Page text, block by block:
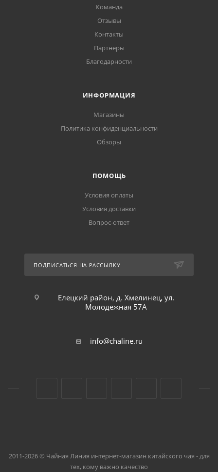
Команда
Отзывы
Контакты
Партнеры
Благодарности
ИНФОРМАЦИЯ
Магазины
Политика конфиденциальности
Обзоры
ПОМОЩЬ
Условия оплаты
Условия доставки
Вопрос-ответ
ПОДПИСАТЬСЯ НА РАССЫЛКУ
Елецкий район, д. Хмелинец, ул.
Молодежная 57А
info@chaline.ru
2011-2026 © Чайная Линия интернет-магазин китайского чая - для
тех, кому важно качество